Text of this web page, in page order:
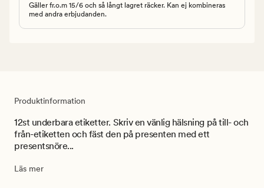
Gäller fr.o.m 15/6 och så långt lagret räcker. Kan ej kombineras
med andra erbjudanden.
Produktinformation
12st underbara etiketter. Skriv en vänlig hälsning på till- och
från-etiketten och fäst den på presenten med ett
presentsnöre...
Läs mer